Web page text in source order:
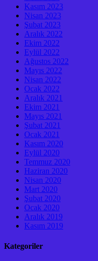
Kasım 2023
Nisan 2023
Şubat 2023
Aralık 2022
Ekim 2022
Eylül 2022
Ağustos 2022
Mayıs 2022
Nisan 2022
Ocak 2022
Aralık 2021
Ekim 2021
Mayıs 2021
Şubat 2021
Ocak 2021
Kasım 2020
Eylül 2020
Temmuz 2020
Haziran 2020
Nisan 2020
Mart 2020
Şubat 2020
Ocak 2020
Aralık 2019
Kasım 2019
Kategoriler